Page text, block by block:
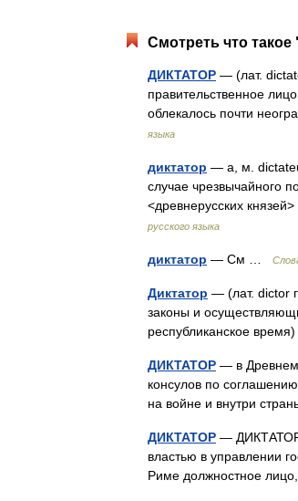
Смотреть что
ДИКТАТОР — (лат.
правительственное
облекалось почти
языка
диктатор — а, м.
случае чрезвычайного
<древнерусских
русского языка
диктатор — См …
Диктатор — (лат. dictor
законы и
республиканское
ДИКТАТОР — в Древнем
консулов по
на войне и внутри
ДИКТАТОР — ДИКТАТОР,
властью в управлении
Риме должностное